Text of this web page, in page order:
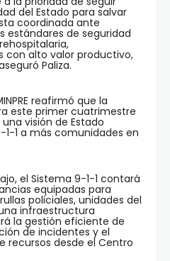
del Estado para salvar
coordinada ante
estándares de seguridad
con alto valor productivo,
Paliza.
reafirmó que la
este primer cuatrimestre
visión de Estado
1 a más comunidades en
el Sistema 9-1-1 contará
equipadas para
policiales, unidades del
infraestructura
la gestión eficiente de
de incidentes y el
recursos desde el Centro